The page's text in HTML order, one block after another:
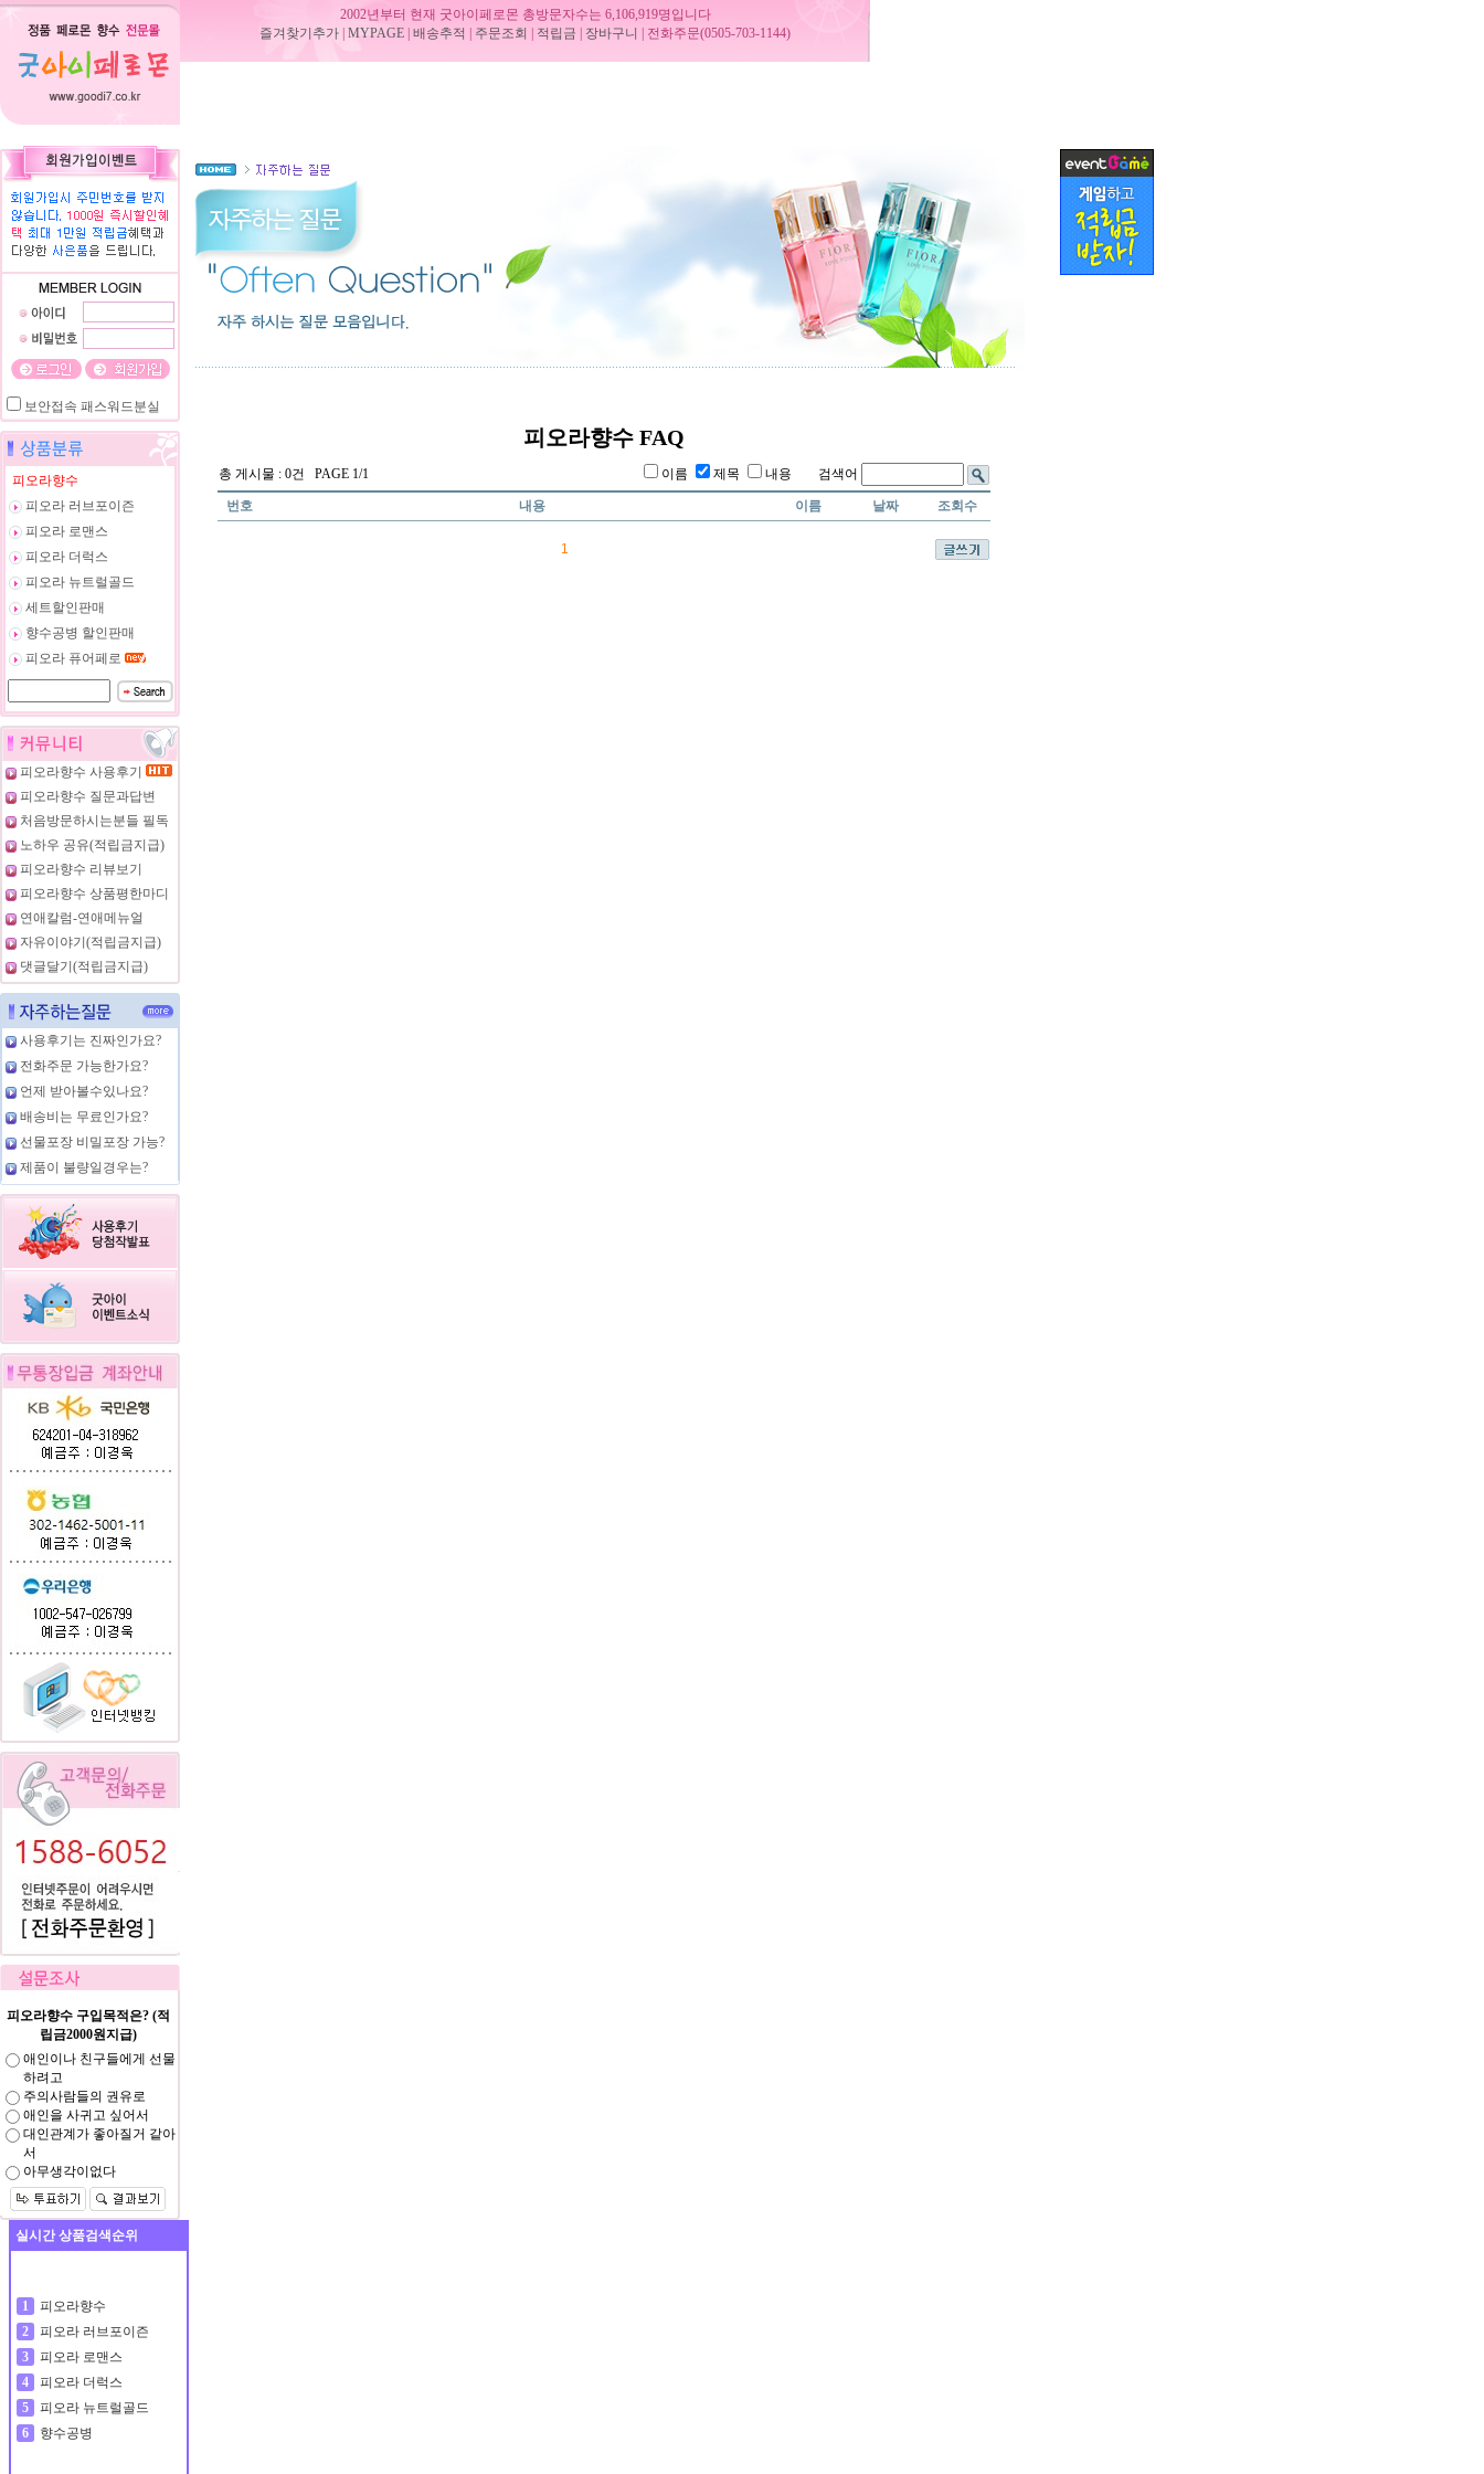
2002년부터 현재 굿아이페로몬 총방문자수는 6,106,919명입니다
즐겨찾기추가 MYPAGE 배송추적 주문조회 적립금 장바구니 | 전화주문(0505-703-1144)
보안접속 패스워드분실
피오라향수
피오라 러브포이즌
피오라 로맨스
피오라 더럭스
피오라 뉴트럴골드
세트할인판매
향수공병 할인판매
피오라 퓨어페로
피오라향수 사용후기
피오라향수 질문과답변
처음방문하시는분들 필독
노하우 공유(적립금지급)
피오라향수 리뷰보기
피오라향수 상품평한마디
연애칼럼-연애메뉴얼
자유이야기(적립금지급)
댓글달기(적립금지급)
사용후기는 진짜인가요?
전화주문 가능한가요?
언제 받아볼수있나요?
배송비는 무료인가요?
선물포장 비밀포장 가능?
제품이 불량일경우는?
피오라향수 구입목적은? (적
립금2000원지급)
애인이나 친구들에게 선물
하려고
주의사람들의 권유로
애인을 사귀고 싶어서
대인관계가 좋아질거 같아
서
아무생각이없다
실시간 상품검색순위
1
피오라향수
2
피오라 러브포이즌
3
피오라 로맨스
4
피오라 더럭스
5
피오라 뉴트럴골드
6
향수공병
피오라향수 FAQ
총 게시물 : 0건 PAGE 1/1 이름 제목 내용 검색어
번호 내용 이름 날짜 조회수
1